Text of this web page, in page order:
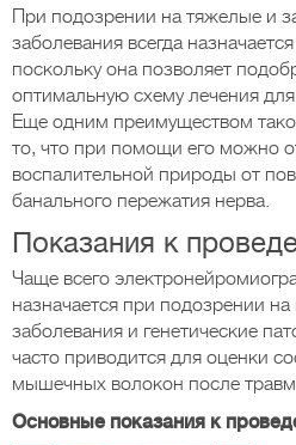
При подозрении на тяжелые и
заболевания всегда
поскольку она позволяет
оптимальную схему лечения
Еще одним преимуществом
то, что при помощи его можно
воспалительной природы от
банального пережатия нерва.
Показания к
Чаще всего
назначается при подозрении на
заболевания и генетические
часто приводится для оценки
мышечных волокон после
Основные показания к